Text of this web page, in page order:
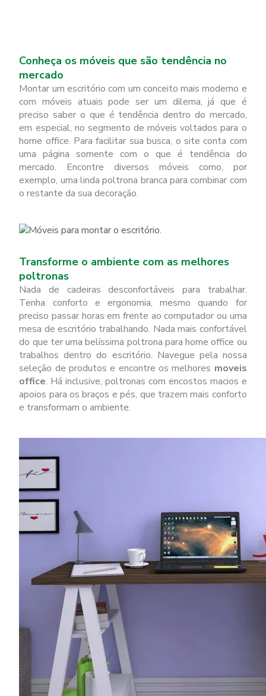
Conheça os móveis que são tendência no
mercado
Montar um escritório com um conceito mais moderno e
com móveis atuais pode ser um dilema, já que é
preciso saber o que é tendência dentro do mercado,
em especial, no segmento de móveis voltados para o
home office. Para facilitar sua busca, o site conta com
uma página somente com o que é tendência do
mercado. Encontre diversos móveis como, por
exemplo, uma linda poltrona branca para combinar com
o restante da sua decoração.
Transforme o ambiente com as melhores
poltronas
Nada de cadeiras desconfortáveis para trabalhar.
Tenha conforto e ergonomia, mesmo quando for
preciso passar horas em frente ao computador ou uma
mesa de escritório trabalhando. Nada mais confortável
do que ter uma belíssima poltrona para home office ou
trabalhos dentro do escritório. Navegue pela nossa
seleção de produtos e encontre os melhores moveis
office. Há inclusive, poltronas com encostos macios e
apoios para os braços e pés, que trazem mais conforto
e transformam o ambiente.